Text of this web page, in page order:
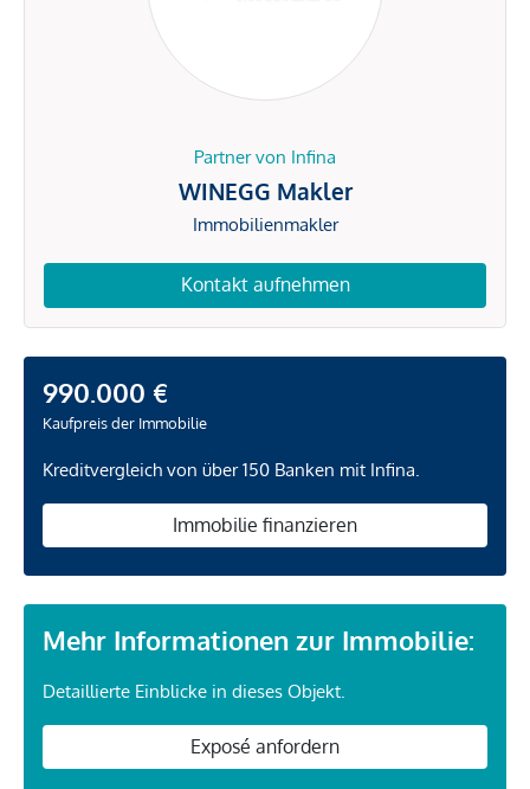
Partner von Infina
WINEGG Makler
Immobilienmakler
Kontakt aufnehmen
990.000 €
Kaufpreis der Immobilie
Kreditvergleich von über 150 Banken mit Infina.
Immobilie finanzieren
Mehr Informationen zur Immobilie:
Detaillierte Einblicke in dieses Objekt.
Exposé anfordern